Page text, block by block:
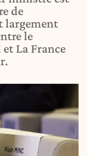
de
largement
le
La France